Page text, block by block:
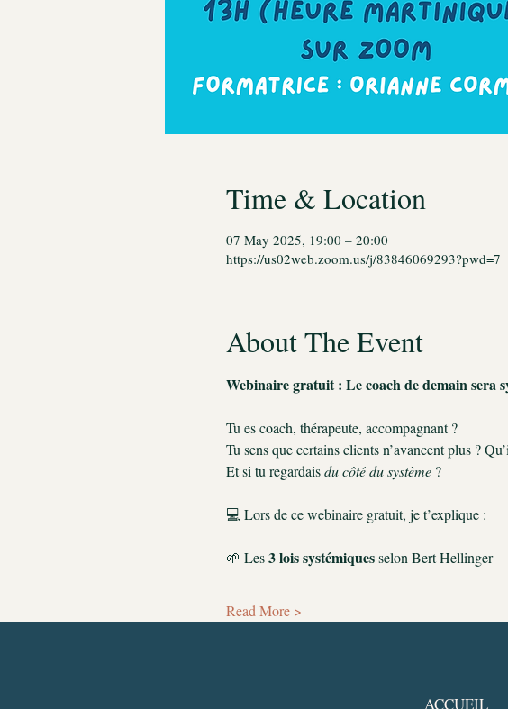
Time & Location
07 May 2025, 19:00 – 20:00
https://us02web.zoom.us/j/83846069293?pwd=7
About The Event
Webinaire gratuit : Le coach de demain sera
Tu es coach, thérapeute, accompagnant ?
Tu sens que certains clients n’avancent plus ?
Et si tu regardais du côté du système ?
💻 Lors de ce webinaire gratuit, je t’explique :
🌱 Les 3 lois systémiques selon Bert Hellinger
Read More >
ACCUEIL